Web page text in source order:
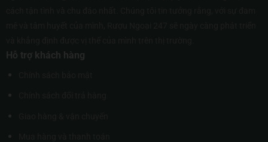
Hỗ trợ khách hàng